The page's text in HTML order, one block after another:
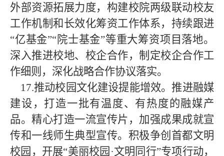
外部资源拓展力度，构建校院两级联动校友
工作机制和长效化筹资工作体系，持续跟进
“亿基金”“院士基金”等重大筹资项目落地。
深入推进校地、校企合作，制定校企合作工
作细则，深化战略合作协议落实。
17.推动校园文化建设提能增效。推进融媒
建设，打造一批有温度、有热度的融媒产
品。精心打造一流宣传片，加强成果成就宣
传和一线师生典型宣传。积极争创首都文明
校园，开展“美丽校园·文明同行”专项行动，